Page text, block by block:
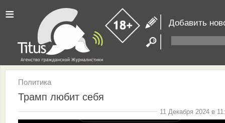
≡ Добавить
Политика
Трамп любит себя
11 Декабря 2024 в